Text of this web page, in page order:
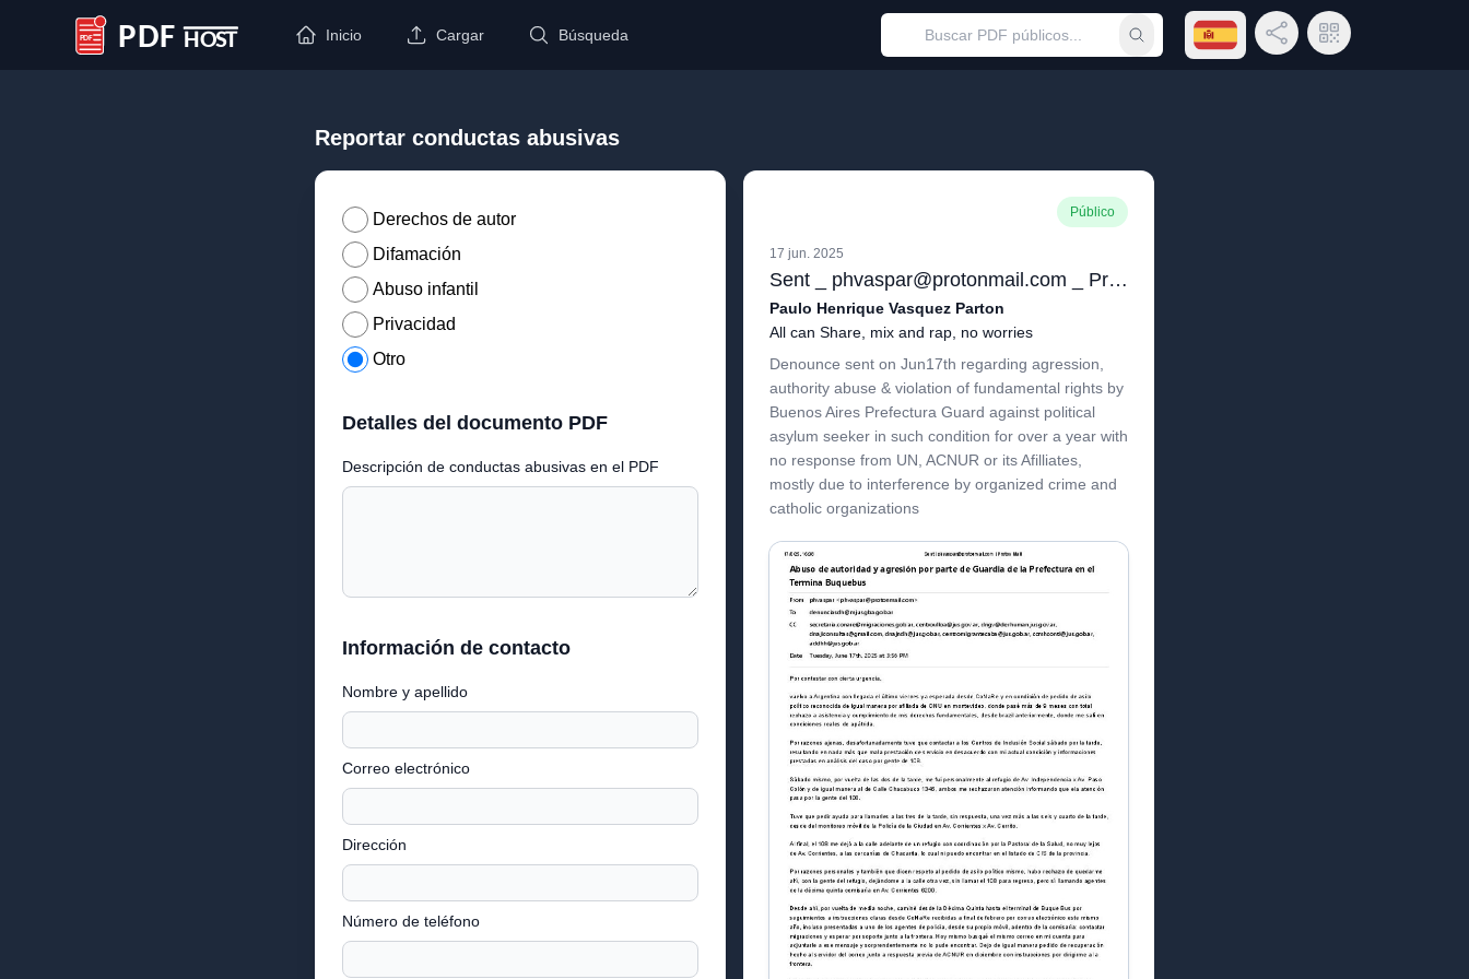
PDF Host
Inicio Cargar Búsqueda Someter búsqueda
Abrir menú de idiomas
Compartir enlace
Código QR
Reportar conductas abusivas
Derechos de autor
Difamación
Abuso infantil
Privacidad
Otro
Detalles del documento PDF
Descripción de conductas abusivas en el PDF
Información de contacto
Nombre y apellido
Correo electrónico
Dirección
Número de teléfono
Público
17 jun. 2025
Sent _ phvaspar@protonmail.com _ Proton Mail
Paulo Henrique Vasquez Parton
All can Share, mix and rap, no worries
Denounce sent on Jun17th regarding agression,
authority abuse & violation of fundamental rights by
Buenos Aires Prefectura Guard against political
asylum seeker in such condition for over a year with
no response from UN, ACNUR or its Afilliates,
mostly due to interference by organized crime and
catholic organizations